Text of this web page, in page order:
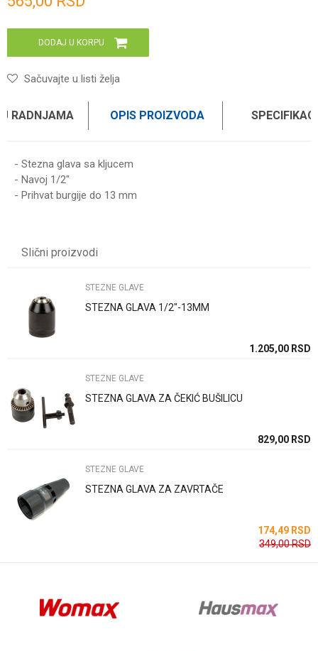
DODAJ U KORPU
Sačuvajte u listi želja
RADNJAMA OPIS PROIZVODA
- Stezna glava sa kljucem
- Navoj 1/2"
- Prihvat burgije do 13 mm
Anti-spam zaštita - izračunajte koliko je 4 + 1 :
POŠALJI
Slični proizvodi
STEZNE GLAVE
STEZNA GLAVA 1/2"-13MM
1.205,00 RSD
STEZNE GLAVE
STEZNA GLAVA ZA ČEKIĆ BUŠILICU
829,00 RSD
STEZNE GLAVE
STEZNA GLAVA ZA ZAVRTAČE
174,49 RSD
349,00RSD